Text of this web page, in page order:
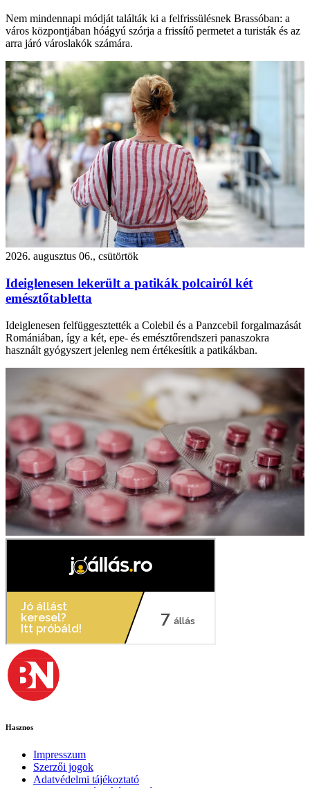
Nem mindennapi módját találták ki a felfrissülésnek Brassóban: a
város központjában hóágyú szórja a frissítő permetet a turisták és az
arra járó városlakók számára.
2026. augusztus 06., csütörtök
Ideiglenesen lekerült a patikák polcairól két
emésztőtabletta
Ideiglenesen felfüggesztették a Colebil és a Panzcebil forgalmazását
Romániában, így a két, epe- és emésztőrendszeri panaszokra
használt gyógyszert jelenleg nem értékesítik a patikákban.
Hasznos
Impresszum
Szerzői jogok
Adatvédelmi tájékoztató